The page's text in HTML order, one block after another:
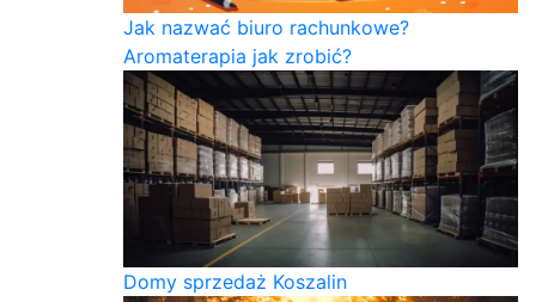
Jak nazwać biuro rachunkowe?
Aromaterapia jak zrobić?
Domy sprzedaż Koszalin